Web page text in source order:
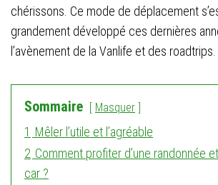
chérissons. Ce mode de déplacement
grandement développé ces dernières
l’avènement de la Vanlife et des roadtrips.
Sommaire Masquer
1 Mêler l’utile et l’agréable
2 Comment profiter d’une randonnée
car ?